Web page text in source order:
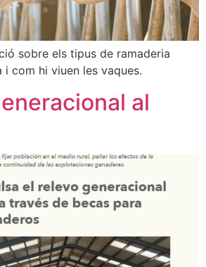
sobre els tipus de ramaderia
i com hi viuen les vaques.
al